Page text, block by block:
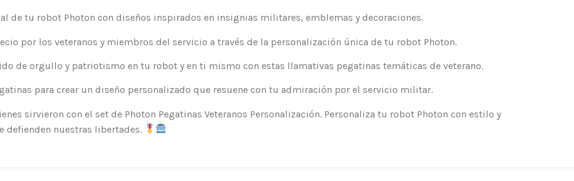
de tu robot Photon con diseños inspirados en insignias militares, emblemas y decoraciones.
por los veteranos y miembros del servicio a través de la personalización única de tu robot Photon.
de orgullo y patriotismo en tu robot y en ti mismo con estas llamativas pegatinas temáticas de veterano.
para crear un diseño personalizado que resuene con tu admiración por el servicio militar.
sirvieron con el set de Photon Pegatinas Veteranos Personalización. Personaliza tu robot Photon con estilo y
defienden nuestras libertades.